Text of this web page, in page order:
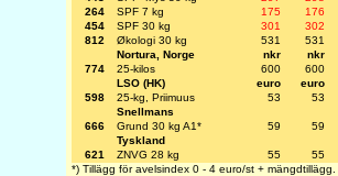
264
SPF 7 kg 175
176
454
SPF 30 kg 301
302
812
Økologi 30 kg 531
531
Nortura, Norge
nkr
nkr
774
25-kilos 600
600
LSO (HK)
euro
euro
598
25-kg, Priimuus 53
53
Snellmans
666
Grund 30 kg A1* 59
59
Tyskland
621
ZNVG 28 kg 55
55
*) Tillägg för avelsindex 0 - 4 euro/st + mängdtillägg.